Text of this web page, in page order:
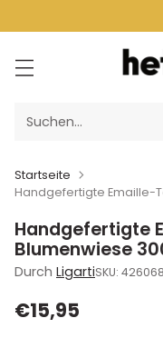
Suchen…
Startseite
Handgefertigte Emaille-
Handgefertigte
Blumenwiese
Durch LigartiSKU:
Normaler
€15,95